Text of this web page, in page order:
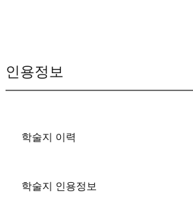
인용정보
학술지 이력
학술지 인용정보